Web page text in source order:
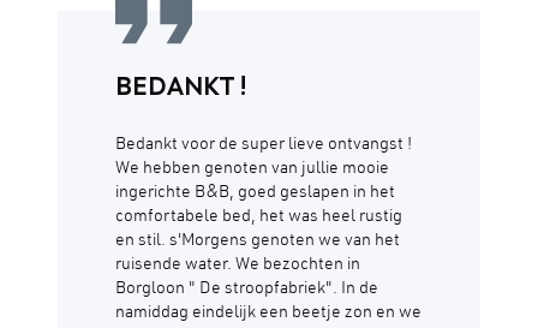
BEDANKT !
Bedankt voor de super lieve ontvangst !
We hebben genoten van jullie mooie
ingerichte B&B, goed geslapen in het
comfortabele bed, het was heel rustig
en stil. s'Morgens genoten we van het
ruisende water. We bezochten in
Borgloon " De stroopfabriek". In de
namiddag eindelijk een beetje zon en we